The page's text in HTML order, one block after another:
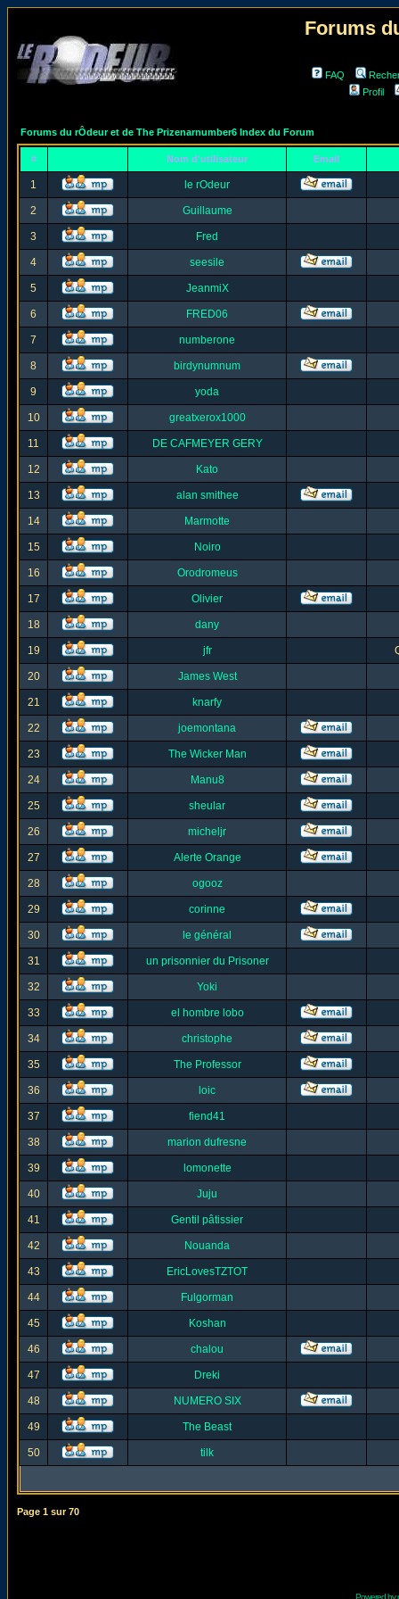
Forums
FAQ
Profil
Forums du rÔdeur et de The Prizenarnumber6 Index du Forum
# Nom d'utilisateur Email
1 le rOdeur
2 Guillaume
3 Fred
4 seesile
5 JeanmiX
6 FRED06
7 numberone
8 birdynumnum
9 yoda
10 greatxerox1000
11 DE CAFMEYER GERY
12 Kato
13 alan smithee
14 Marmotte
15 Noiro
16 Orodromeus
17 Olivier
18 dany
19 jfr
20 James West
21 knarfy
22 joemontana
23 The Wicker Man
24 Manu8
25 sheular
26 micheljr
27 Alerte Orange
28 ogooz
29 corinne
30 le général
31 un prisonnier du Prisoner
32 Yoki
33 el hombre lobo
34 christophe
35 The Professor
36 loic
37 fiend41
38 marion dufresne
39 lomonette
40 Juju
41 Gentil pâtissier
42 Nouanda
43 EricLovesTZTOT
44 Fulgorman
45 Koshan
46 chalou
47 Dreki
48 NUMERO SIX
49 The Beast
50 tilk
Page 1 sur70
Powered by